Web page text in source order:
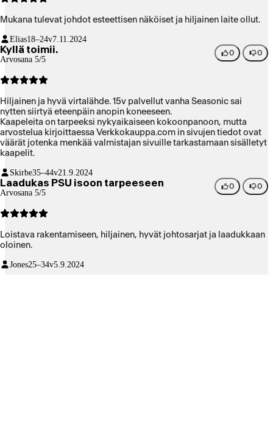
Mukana tulevat johdot esteettisen näköiset ja hiljainen laite ollut.
Elias18–24v7.11.2024
Kyllä toimii.
Arvosana 5/5
0 0
Hiljainen ja hyvä virtalähde. 15v palvellut vanha Seasonic sai
nytten siirtyä eteenpäin anopin koneeseen.
Kaapeleita on tarpeeksi nykyaikaiseen kokoonpanoon, mutta
arvostelua kirjoittaessa Verkkokauppa.com in sivujen tiedot ovat
väärät jotenka menkää valmistajan sivuille tarkastamaan sisälletyt
kaapelit.
Skirbe35–44v21.9.2024
Laadukas PSU isoon tarpeeseen
Arvosana 5/5
0 0
Loistava rakentamiseen, hiljainen, hyvät johtosarjat ja laadukkaan
oloinen.
Jones25–34v5.9.2024